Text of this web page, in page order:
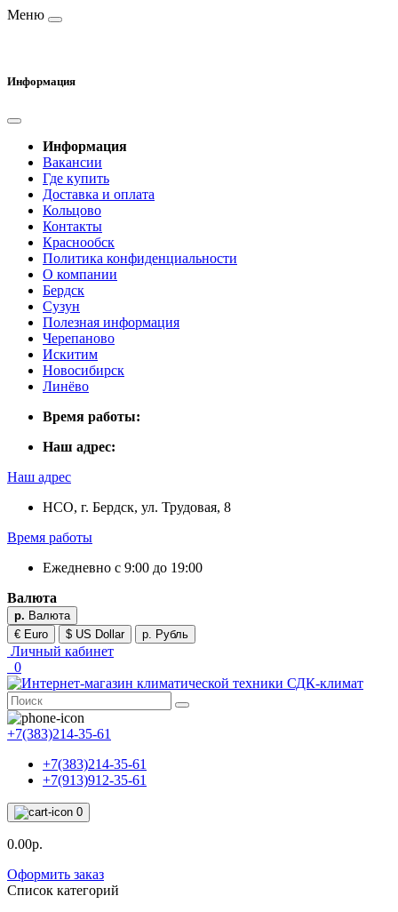
Меню
Информация
Информация
Вакансии
Где купить
Доставка и оплата
Кольцово
Контакты
Краснообск
Политика конфиденциальности
О компании
Бердск
Сузун
Полезная информация
Черепаново
Искитим
Новосибирск
Линёво
Время работы:
Наш адрес:
Наш адрес
НСО, г. Бердск, ул. Трудовая, 8
Время работы
Ежедневно с 9:00 до 19:00
Валюта
р. Валюта
€ Euro
$ US Dollar р. Рубль
Личный кабинет
0
+7(383)214-35-61
+7(383)214-35-61
+7(913)912-35-61
0
0.00р.
Оформить заказ
Список категорий